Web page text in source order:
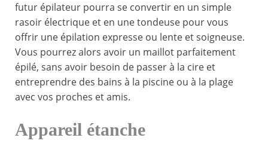
futur épilateur pourra se convertir en un simple
rasoir électrique et en une tondeuse pour vous
offrir une épilation expresse ou lente et soigneuse.
Vous pourrez alors avoir un maillot parfaitement
épilé, sans avoir besoin de passer à la cire et
entreprendre des bains à la piscine ou à la plage
avec vos proches et amis.
Appareil étanche